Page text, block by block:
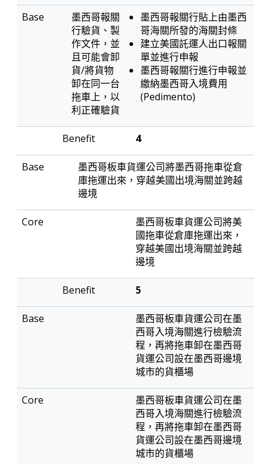
墨西哥報關
行驗貨、製
作文件，並
且可能會卸
貨/將貨物
卸在同一台
拖車上，以
利正確驗貨
墨西哥報關行貼上由墨西
哥海關所發的海關封條
建立美國託運人出口報關
單並進行申報
墨西哥報關行進行申報並
繳納墨西哥入境費用
(Pedimento)
4
墨西哥板車貨運公司將墨西哥拖車從倉
庫拖運出來，穿越美國出境海關並跨越
邊境
墨西哥板車貨運公司將美
國拖車從倉庫拖運出來，
穿越美國出境海關並跨越
邊境
5
墨西哥板車貨運公司在墨
西哥入境海關進行檢驗流
程，再將拖車卸在墨西哥
貨運公司設在墨西哥邊境
城市的貨櫃場
墨西哥板車貨運公司在墨
西哥入境海關進行檢驗流
程，再將拖車卸在墨西哥
貨運公司設在墨西哥邊境
城市的貨櫃場